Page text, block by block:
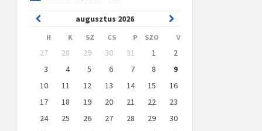
augusztus 2026
Previous
Month
Month
H K SZ CS P SZO V
Skip
calendar
days
27 28 29 30 31 1
2
3
4 5 6 7 8
9
10
11 12 13 14 15
16
17
18 19 20 21 22
23
24
25 26 27 28 29
30